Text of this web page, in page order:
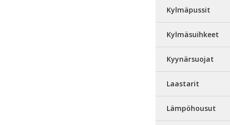
Kylmäpussit
Kylmäsuihkeet
Kyynärsuojat
Laastarit
Lämpöhousut